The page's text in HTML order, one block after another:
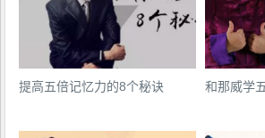
提高五倍记忆力的8个秘诀 和那威学